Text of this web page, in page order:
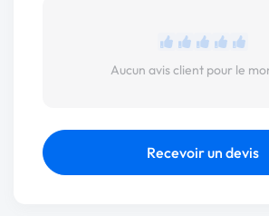
Aucun avis client pour le
Recevoir un devis